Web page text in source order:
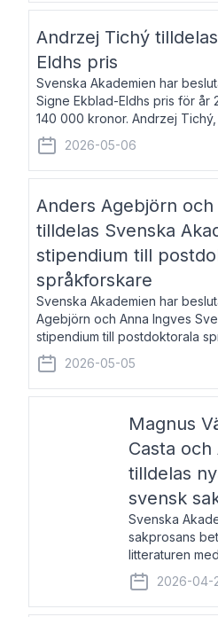
stol 18 och
Andrzej Tichý
Eldhs pris
Svenska Akademien har
Signe Ekblad-Eldhs pris för år
140 000 kronor. Andrzej
och kulturskribent. Han
lovordade romanen Sex liter l
2026-05-06
Anders Agebjörn
tilldelas Svenska
stipendium till
språkforskare
Svenska Akademien har
Agebjörn och Anna Ingves
stipendium till postdoktorala
Stipendiebeloppet är 75 000
Anders Agebjörn, född 1984,
2026-05-05
Magnus
Casta
tilldelas
svensk
Svenska
sakprosans
litteraturen
Svenska
framstående
sakprosa som
2026-04-